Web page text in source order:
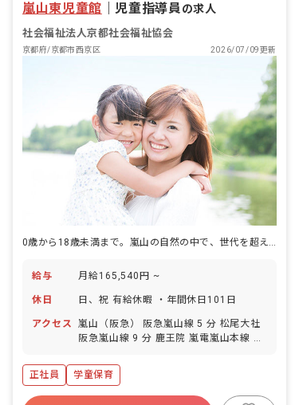
嵐山東児童館 ｜児童指導員の求人
社会福祉法人京都社会福祉協会
京都府/京都市西京区 2026/07/09更新
0歳から18歳未満まで。嵐山の自然の中で、世代を超えた育ちに関わる仕事です。
給与 月給165,540円 ~
休日 日、祝 有給休暇 ・年間休日101日
アクセス
嵐山（阪急） 阪急嵐山線 5 分 松尾大社
阪急嵐山線 9 分 鹿王院 嵐電嵐山本線 13
峨 嵐電嵐山本線 14 分
正社員 学童保育